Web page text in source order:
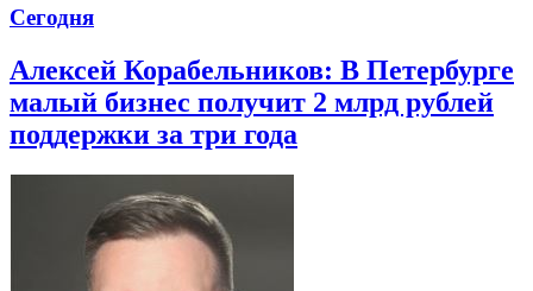
Сегодня
Алексей Корабельников: В Петербурге
малый бизнес получит 2 млрд рублей
поддержки за три года